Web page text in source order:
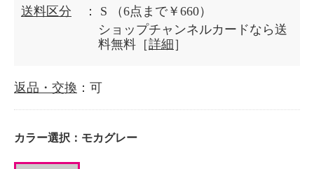
送料区分 ： S
（6点まで￥660）
ショップチャンネルカードなら送
料無料［詳細 ］
返品・交換 ：可
カラー選択： モカグレー